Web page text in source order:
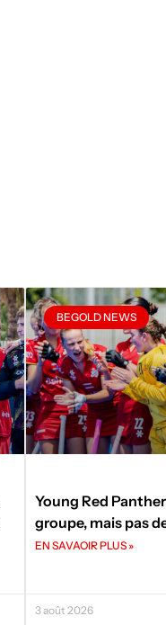
BEGOLD NEWS
Young Red
groupe, mais pas
EN SAVAOIR PLUS »
3 août 2026